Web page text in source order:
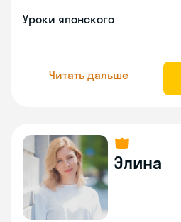
Уроки японского
Читать дальше
Элина